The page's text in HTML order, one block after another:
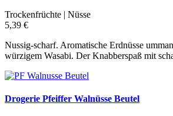
Trockenfrüchte | Nüsse
5,39 €
Nussig-scharf. Aromatische Erdnüsse
würzigem Wasabi. Der Knabberspaß mit
Drogerie Pfeiffer Walnüsse Beutel